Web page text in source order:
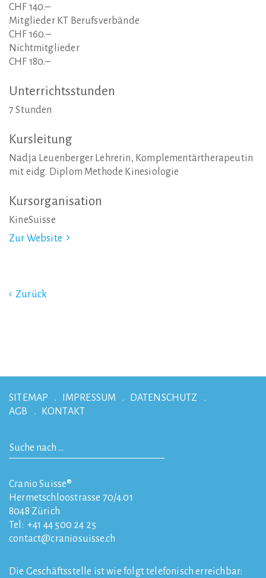
CHF 140.–
Mitglieder KT Berufsverbände
CHF 160.–
Nichtmitglieder
CHF 180.–
Unterrichtsstunden
7 Stunden
Kursleitung
Nadja Leuenberger Lehrerin, Komplementärtherapeutin
mit eidg. Diplom Methode Kinesiologie
Kursorganisation
KineSuisse
Zur Website
Zurück
SITEMAP IMPRESSUM
DATENSCHUTZ
AGB
KONTAKT
Cranio Suisse®
Hermetschloostrasse 70/4.01
8048 Zürich
Tel: +41 44 500 24 25
contact
craniosuisse.ch
Die Geschäftsstelle ist wie folgt telefonisch erreichbar: